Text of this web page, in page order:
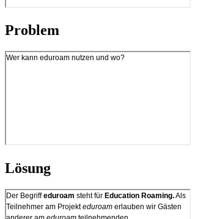
Problem
Lösung